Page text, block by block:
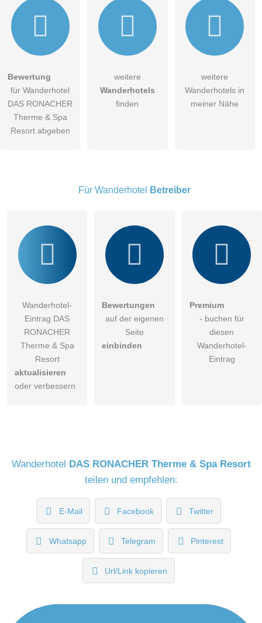
DieDatenschutzerklärunghabe ich zur Kenntnis genommen.
öffentliche Frage stellen
Wanderhotel-Eintrag zu stellen.
Bewertung
für Wanderhotel
DAS RONACHER
Therme & Spa
Resort abgeben
weitere
Wanderhotels
finden
weitere
Wanderhotels in
meiner Nähe
Für Wanderhotel Betreiber
Wanderhotel-
Eintrag DAS
RONACHER
Therme & Spa
Resort
aktualisieren
oder verbessern
Bewertungen
auf der eigenen
Seite
einbinden
Premium
- buchen für
diesen
Wanderhotel-
Eintrag
Wanderhotel DAS RONACHER Therme & Spa Resort
teilen und empfehlen:
E-Mail Facebook Twitter
Whatsapp Telegram Pinterest
Url/Link kopieren